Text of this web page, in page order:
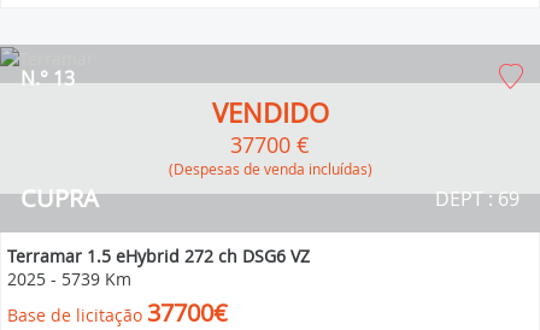
CUPRA
N.° 13
DEPT : 69
VENDIDO
37700 €
(Despesas de venda incluídas)
Terramar 1.5 eHybrid 272 ch DSG6 VZ
2025 - 5739 Km
Base de licitação 37700€